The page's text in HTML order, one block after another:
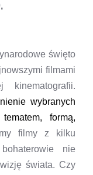
święto
filmami
kinematografii.
wybranych
formą,
filmy z kilku
nie
świata. Czy